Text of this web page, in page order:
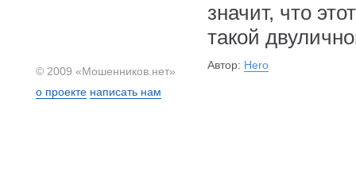
значит, что
такой
Автор: Hero
© 2009 «Мошенников.нет»
о проекте написать нам